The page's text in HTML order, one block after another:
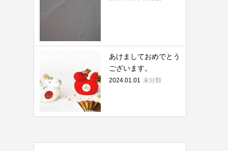
あけましておめでとう
ございます。
2024.01.01 未分類